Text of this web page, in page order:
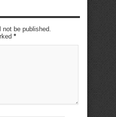
not be published.
*